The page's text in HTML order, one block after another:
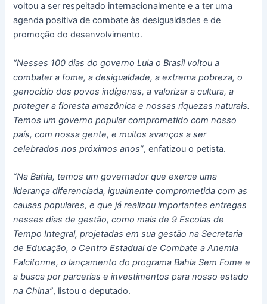
voltou a ser respeitado internacionalmente e a ter uma
agenda positiva de combate às desigualdades e de
promoção do desenvolvimento.
“Nesses 100 dias do governo Lula o Brasil voltou a
combater a fome, a desigualdade, a extrema pobreza, o
genocídio dos povos indígenas, a valorizar a cultura, a
proteger a floresta amazônica e nossas riquezas naturais.
Temos um governo popular comprometido com nosso
país, com nossa gente, e muitos avanços a ser
celebrados nos próximos anos”, enfatizou o petista.
“Na Bahia, temos um governador que exerce uma
liderança diferenciada, igualmente comprometida com as
causas populares, e que já realizou importantes entregas
nesses dias de gestão, como mais de 9 Escolas de
Tempo Integral, projetadas em sua gestão na Secretaria
de Educação, o Centro Estadual de Combate a Anemia
Falciforme, o lançamento do programa Bahia Sem Fome e
a busca por parcerias e investimentos para nosso estado
na China”, listou o deputado.